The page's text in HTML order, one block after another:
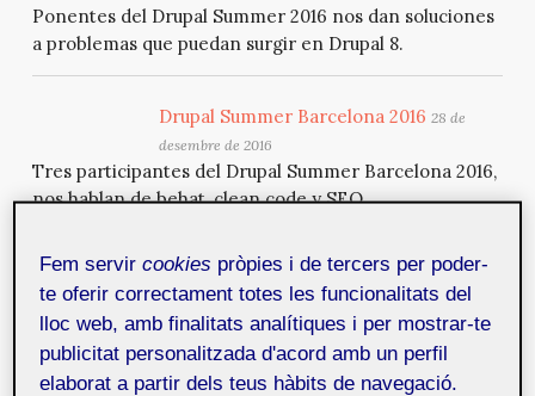
Ponentes del Drupal Summer 2016 nos dan soluciones
a problemas que puedan surgir en Drupal 8.
Drupal Summer Barcelona 2016 28 de
desembre de 2016
Tres participantes del Drupal Summer Barcelona 2016,
nos hablan de behat, clean code y SEO.
Drupal Summer Barcelona: The
Drupal 8 Plugin System 24 de novembre
de 2016
Vídeo del Barcelona Drupal Summer 2016 celebrado
en el Citilab (Plaça Can Suris s/n, Cornellà de
Fem servircookies pròpies i de tercers per poder-
te oferir correctament totes les funcionalitats del
lloc web, amb finalitats analítiques i per mostrar-te
publicitat personalitzada d'acord amb un perfil
elaborat a partir dels teus hàbits de navegació.